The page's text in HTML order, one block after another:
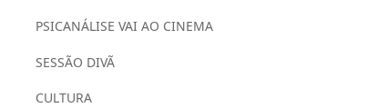
PSICANÁLISE VAI AO CINEMA
SESSÃO DIVÃ
CULTURA